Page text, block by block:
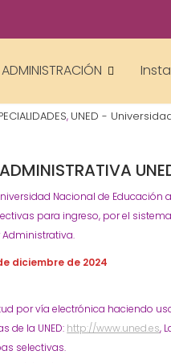
, UNED -
Nacional de Educación a
para ingreso, por el sistema
Administrativa.
diciembre de 2024
por vía electrónica haciendo
de la UNED: http://www.uned.es,
selectivas.